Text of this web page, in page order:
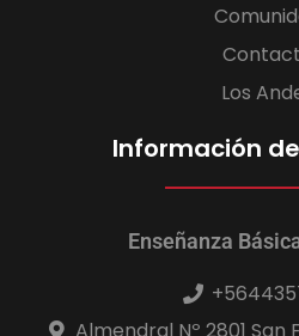
Los
Información
Enseñanza
Almendral Nº 2801 San